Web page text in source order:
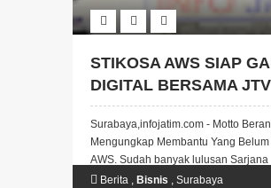
STIKOSA AWS SIAP
DIGITAL BERSAMA JTV
Surabaya,infojatim.com - Motto
Mengungkap Membantu Yang
AWS. Sudah banyak lulusan Sarjana
Berita , Bisnis , Surabaya